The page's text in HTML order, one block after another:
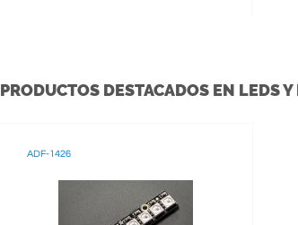
PRODUCTOS DESTACADOS EN LEDS Y
ADF-1426